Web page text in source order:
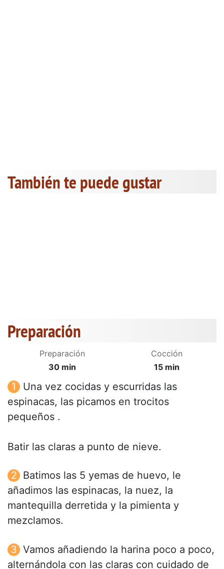
También te puede gustar
Preparación
Preparación
30 min
Cocción
15 min
Una vez cocidas y escurridas las
espinacas, las picamos en trocitos
pequeños .
Batir las claras a punto de nieve.
Batimos las 5 yemas de huevo, le
añadimos las espinacas, la nuez, la
mantequilla derretida y la pimienta y
mezclamos.
Vamos añadiendo la harina poco a poco,
alternándola con las claras con cuidado de